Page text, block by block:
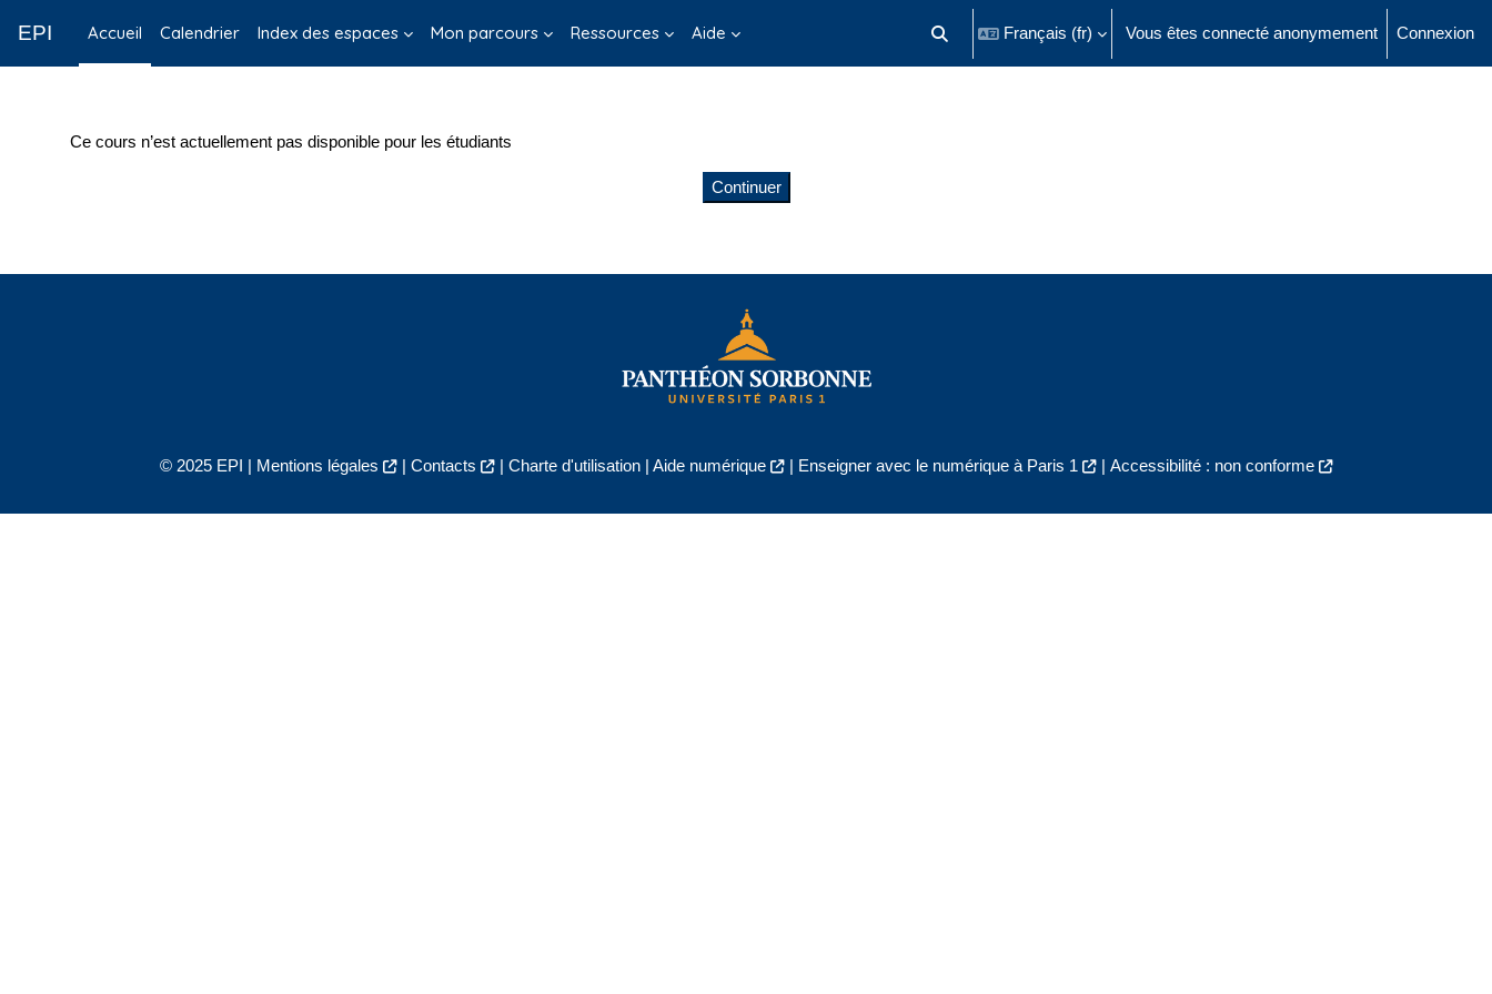
EPI Accueil Calendrier Index des espaces Mon parcours Ressources Aide Activer/désactiver la saisie de recherche
Français ‎(fr)‎ Vous êtes connecté anonymement Connexion
Ce cours n’est actuellement pas disponible pour les étudiants
Continuer
© 2025 EPI | Mentions légales | Contacts | Charte d'utilisation| Aide numérique | Enseigner avec le numérique à Paris 1 | Accessibilité : non conforme